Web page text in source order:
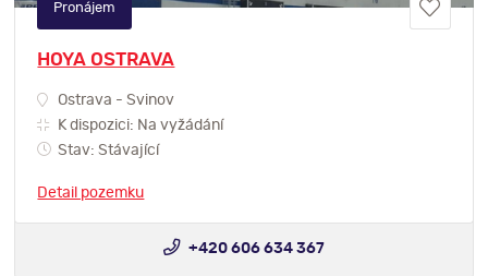
HOYA OSTRAVA
Ostrava - Svinov
K dispozici: Na vyžádání
Stav: Stávající
Detail pozemku
Pronájem
+420 606 634 367